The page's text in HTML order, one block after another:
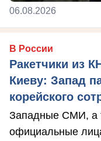
06.08.2026
В России
Ракетчики из
Киеву: Запад
корейского
Западные СМИ, а
официальные